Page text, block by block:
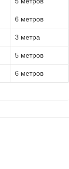
6 метров
3 метра
5 метров
6 метров